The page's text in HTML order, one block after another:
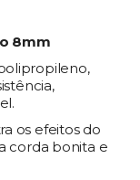
8mm
os efeitos do
corda bonita e